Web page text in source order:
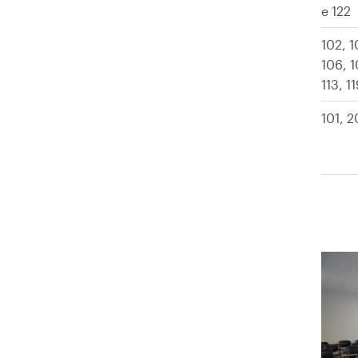
e 122
102,
106,
113,
101,